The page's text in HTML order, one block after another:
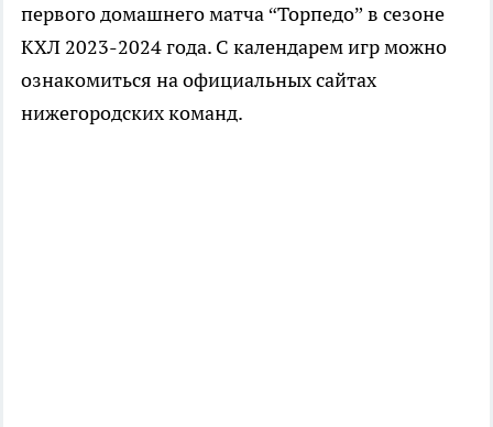
первого домашнего матча “Торпедо” в сезоне
КХЛ 2023-2024 года. С календарем игр можно
ознакомиться на официальных сайтах
нижегородских команд.